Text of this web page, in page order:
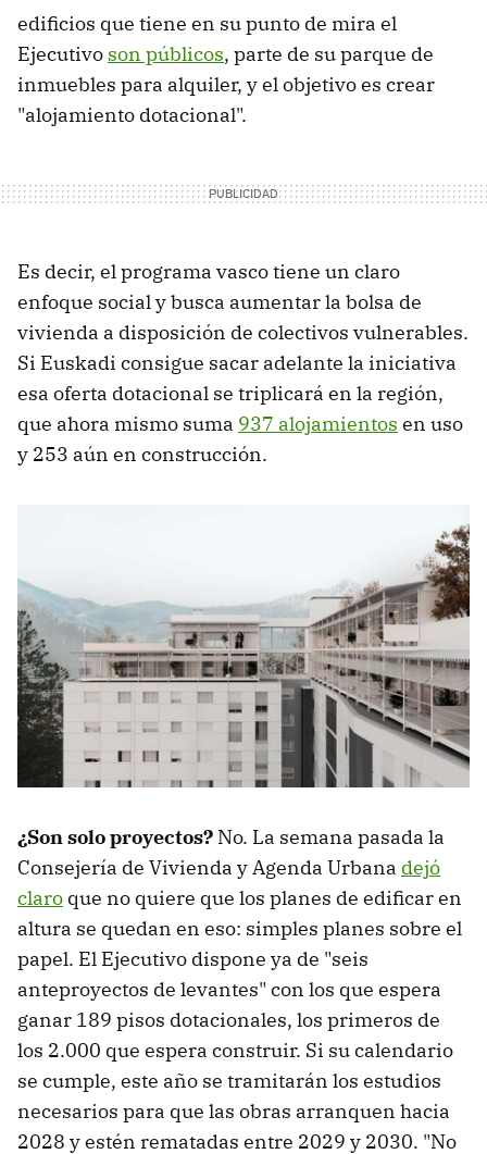
edificios que tiene en su punto de mira el
Ejecutivo son públicos, parte de su parque de
inmuebles para alquiler, y el objetivo es crear
"alojamiento dotacional".
Es decir, el programa vasco tiene un claro
enfoque social y busca aumentar la bolsa de
vivienda a disposición de colectivos vulnerables.
Si Euskadi consigue sacar adelante la iniciativa
esa oferta dotacional se triplicará en la región,
que ahora mismo suma 937 alojamientos en uso
y 253 aún en construcción.
¿Son solo proyectos? No. La semana pasada la
Consejería de Vivienda y Agenda Urbana dejó
claro que no quiere que los planes de edificar en
altura se quedan en eso: simples planes sobre el
papel. El Ejecutivo dispone ya de "seis
anteproyectos de levantes" con los que espera
ganar 189 pisos dotacionales, los primeros de
los 2.000 que espera construir. Si su calendario
se cumple, este año se tramitarán los estudios
necesarios para que las obras arranquen hacia
2028 y estén rematadas entre 2029 y 2030. "No